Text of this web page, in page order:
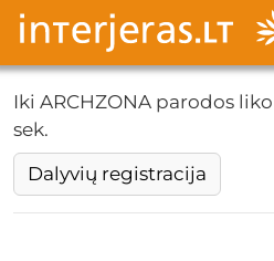
Iki ARCHZONA parodos liko
sek.
Dalyvių registracija